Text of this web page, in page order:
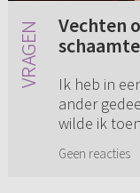
Vechten
Ik heb in
ander
wilde ik
later gaat
Geen reacties